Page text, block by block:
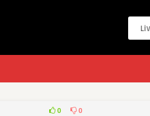
0 0